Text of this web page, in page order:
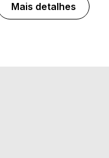
Mais detalhes